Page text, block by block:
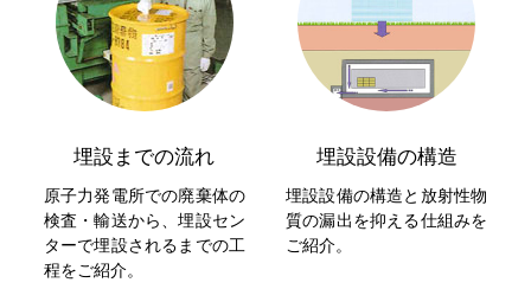
埋設までの流れ
原子力発電所での廃棄体の
検査・輸送から、埋設セン
ターで埋設されるまでの工
程をご紹介。
埋設設備の構造
埋設設備の構造と放射性物
質の漏出を抑える仕組みを
ご紹介。